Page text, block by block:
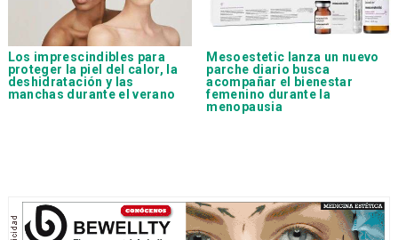
Los imprescindibles para
proteger la piel del calor, la
deshidratación y las
manchas durante el verano
Mesoestetic lanza un nuevo
parche diario busca
acompañar el bienestar
femenino durante la
menopausia